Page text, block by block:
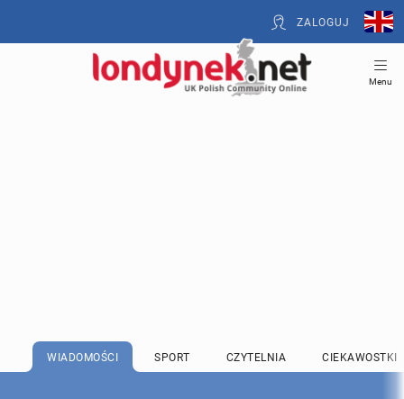
ZALOGUJ
Menu
WIADOMOŚCI SPORT CZYTELNIA CIEKAWOSTKI